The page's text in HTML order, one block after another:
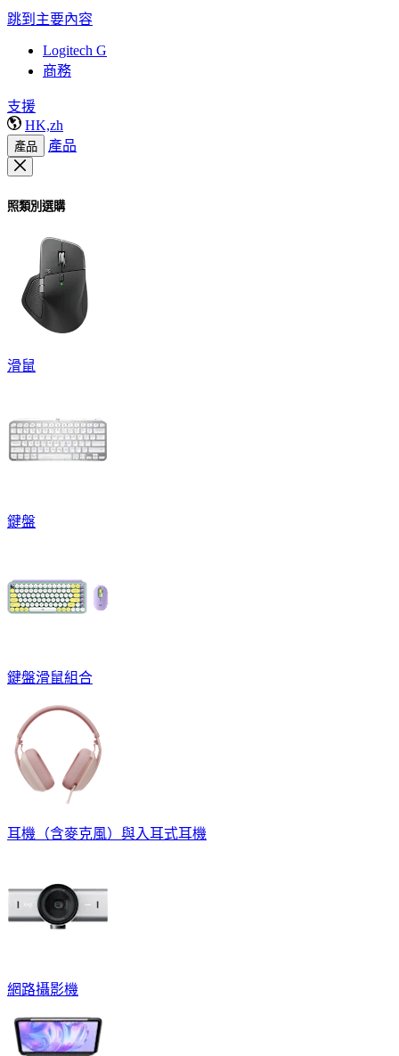
跳到主要內容
Logitech G
商務
支援
HK,zh
產品 產品
照類別選購
滑鼠
鍵盤
鍵盤滑鼠組合
耳機（含麥克風）與入耳式耳機
網路攝影機